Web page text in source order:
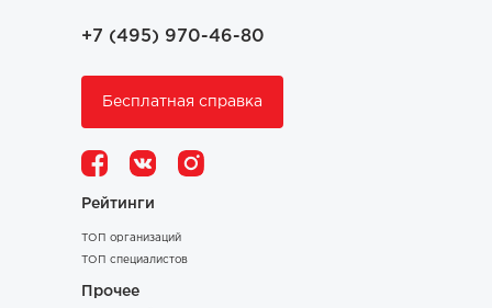
+7 (495) 970-46-80
Бесплатная справка
Рейтинги
ТОП организаций
ТОП специалистов
Прочее